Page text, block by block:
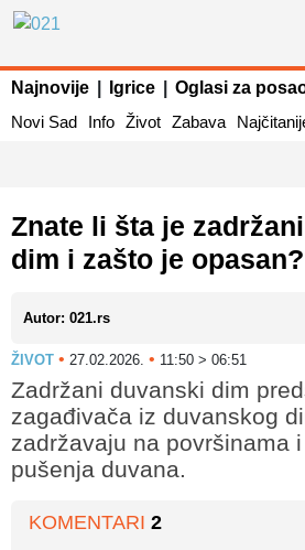
Najnovije Igrice Oglasi za
Novi Sad
Info Život Zabava
Znate li šta je
dim i zašto je opasan?
Autor: 021.rs
ŽIVOT • 27.02.2026. • 11:50 > 06:51
Zadržani duvanski dim
zagađivača iz duvanskog
zadržavaju na površinama
pušenja duvana.
KOMENTARI 2